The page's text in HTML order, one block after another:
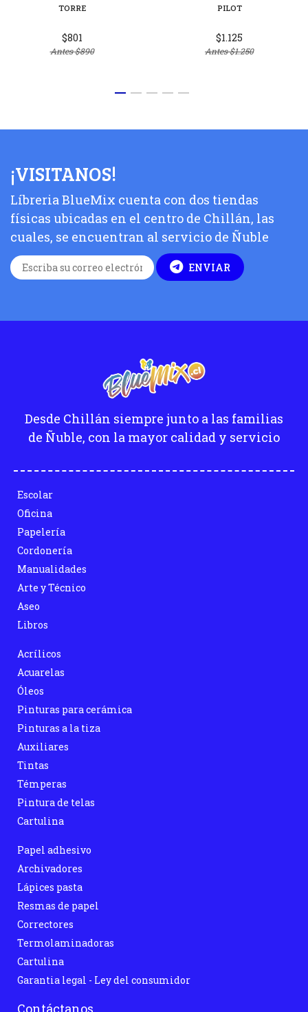
TORRE
$801
Antes$890
PILOT
$1.125
Antes$1.250
¡VISITANOS!
Líbreria BlueMix cuenta con dos tiendas
físicas ubicadas en el centro de Chillán, las
cuales, se encuentran al servicio de Ñuble
ENVIAR
Desde Chillán siempre junto a las familias
de Ñuble, con la mayor calidad y servicio
Escolar
Oficina
Papelería
Cordonería
Manualidades
Arte y Técnico
Aseo
Libros
Acrílicos
Acuarelas
Óleos
Pinturas para cerámica
Pinturas a la tiza
Auxiliares
Tintas
Témperas
Pintura de telas
Cartulina
Papel adhesivo
Archivadores
Lápices pasta
Resmas de papel
Correctores
Termolaminadoras
Cartulina
Garantia legal - Ley del consumidor
Contáctanos